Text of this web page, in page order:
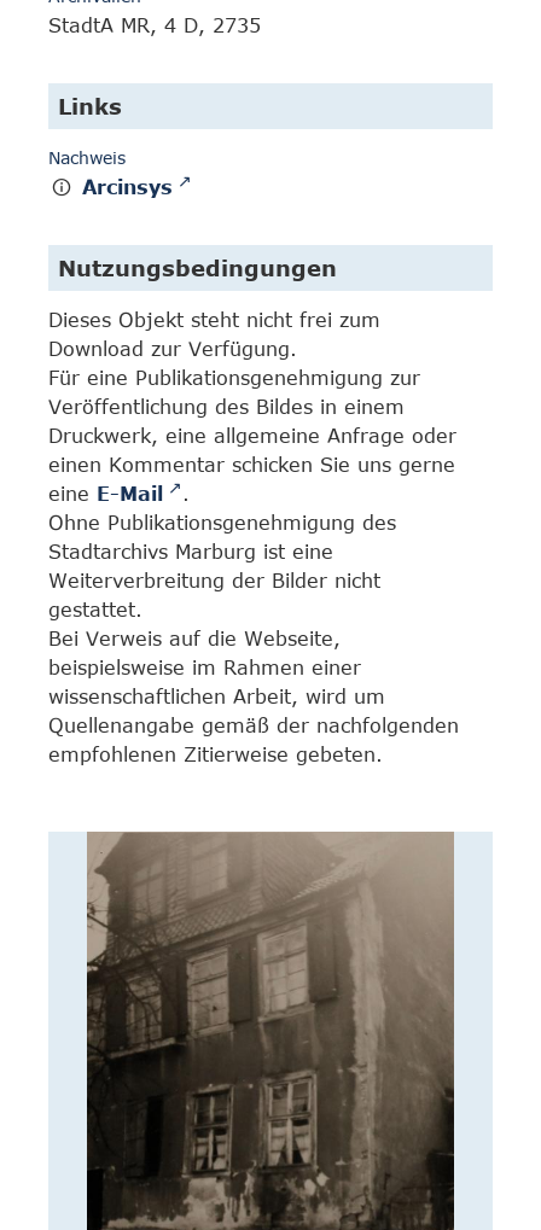
StadtA MR, 4 D, 2735
Links
Nachweis
Arcinsys
Nutzungsbedingungen
Dieses Objekt steht nicht frei zum
Download zur Verfügung.
Für eine Publikationsgenehmigung zur
Veröffentlichung des Bildes in einem
Druckwerk, eine allgemeine Anfrage oder
einen Kommentar schicken Sie uns gerne
eine E-Mail
.
Ohne Publikationsgenehmigung des
Stadtarchivs Marburg ist eine
Weiterverbreitung der Bilder nicht
gestattet.
Bei Verweis auf die Webseite,
beispielsweise im Rahmen einer
wissenschaftlichen Arbeit, wird um
Quellenangabe gemäß der nachfolgenden
empfohlenen Zitierweise gebeten.